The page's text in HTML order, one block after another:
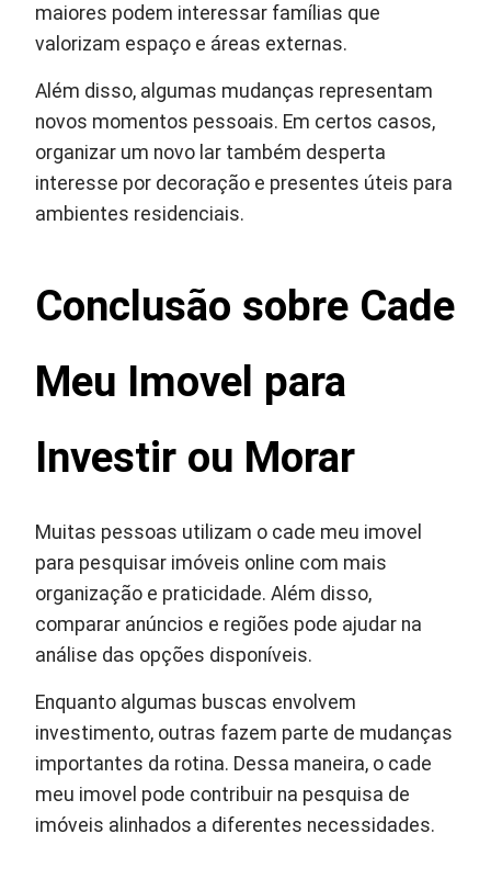
maiores podem interessar famílias que
valorizam espaço e áreas externas.
Além disso, algumas mudanças representam
novos momentos pessoais. Em certos casos,
organizar um novo lar também desperta
interesse por decoração e presentes úteis para
ambientes residenciais.
Conclusão sobre Cade
Meu Imovel para
Investir ou Morar
Muitas pessoas utilizam o cade meu imovel
para pesquisar imóveis online com mais
organização e praticidade. Além disso,
comparar anúncios e regiões pode ajudar na
análise das opções disponíveis.
Enquanto algumas buscas envolvem
investimento, outras fazem parte de mudanças
importantes da rotina. Dessa maneira, o cade
meu imovel pode contribuir na pesquisa de
imóveis alinhados a diferentes necessidades.